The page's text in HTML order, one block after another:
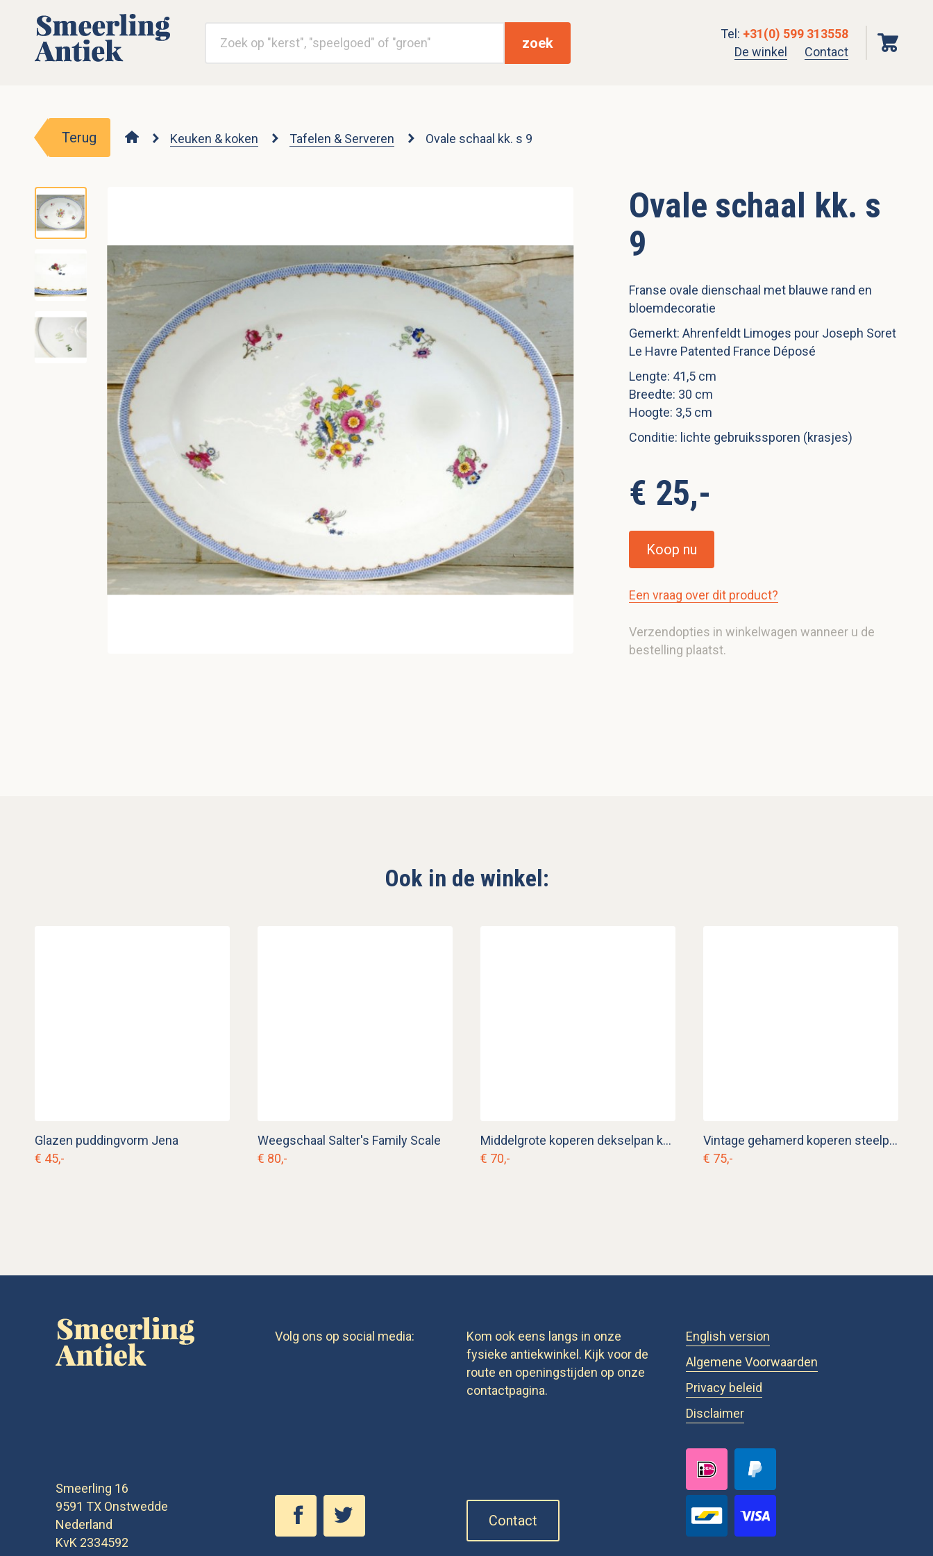
zoek
Tel: +31(0) 599 313558
De winkel
Contact
Terug Keuken & koken Tafelen & Serveren Ovale schaal kk. s 9
Ovale schaal kk. s
9
Franse ovale dienschaal met blauwe rand en
bloemdecoratie
Gemerkt: Ahrenfeldt Limoges pour Joseph Soret
Le Havre Patented France Déposé
Lengte: 41,5 cm
Breedte: 30 cm
Hoogte: 3,5 cm
Conditie: lichte gebruikssporen (krasjes)
€ 25,-
Koop nu
Een vraag over dit product?
Verzendopties in winkelwagen wanneer u de
bestelling plaatst.
Ook in de winkel:
Glazen puddingvorm Jena
€ 45,-
Weegschaal Salter's Family Scale
€ 80,-
Middelgrote koperen dekselpan kk. p 20
€ 70,-
Vintage gehamerd koperen steelpan me deksel kk. p 25
€ 75,-
Smeerling 16
9591 TX Onstwedde
Nederland
KvK 2334592
Volg ons op social media:
Kom ook eens langs in onze
fysieke antiekwinkel. Kijk voor de
route en openingstijden op onze
contactpagina.
Contact
English version
Algemene Voorwaarden
Privacy beleid
Disclaimer